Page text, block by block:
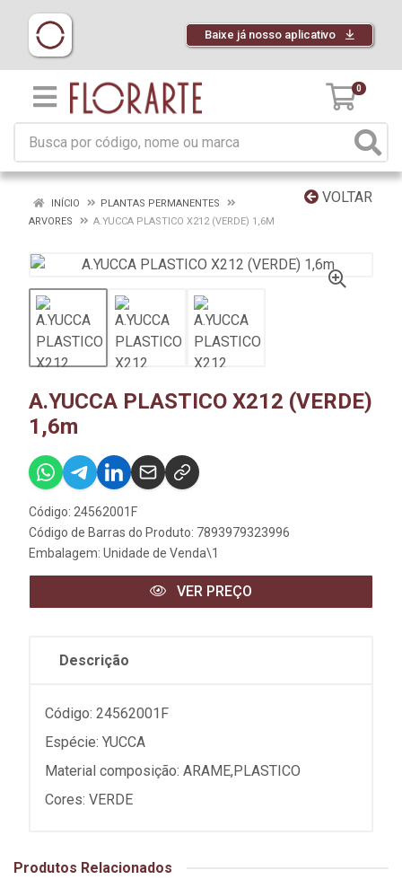
Baixe já nosso aplicativo
0
VOLTAR
INÍCIO
PLANTAS PERMANENTES
ARVORES
A.YUCCA PLASTICO X212 (VERDE) 1,6M
A.YUCCA PLASTICO X212 (VERDE)
1,6m
Código: 24562001F
Código de Barras do Produto: 7893979323996
Embalagem: Unidade de Venda\1
VER PREÇO
Descrição
Código: 24562001F
Espécie: YUCCA
Material composição: ARAME,PLASTICO
Cores: VERDE
Produtos Relacionados